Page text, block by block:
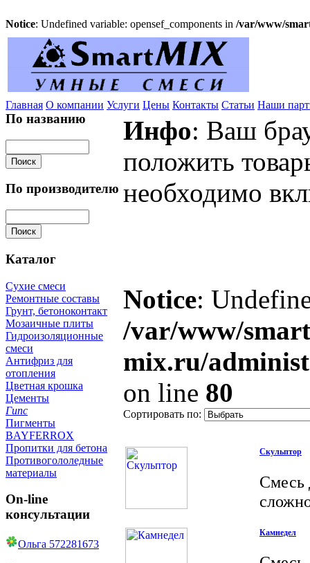
Notice: Undefined variable: opensef_components in /var/www/
Главная О компании Услуги Цены Контакты Статьи Наши
По названию
По производителю
Каталог
Сухие смеси
Ремонтные составы
Грунт, бетоноконтакт
Мозаичные плиты
Гидроизоляционные
смеси
Антифриз для
отопления
Цветная крошка
Цементы
Гипс
Пигменты
BAYFERROX
Пропитки для бетона
Противогололедные
материалы
On-line
консультации
Ольга 572281673
Инфо: Ваш
положить
необходимо
Notice:
/var/www/
mix.ru/
on line 80
Сортировать по:
Скульптор
Смесь
Камнедел